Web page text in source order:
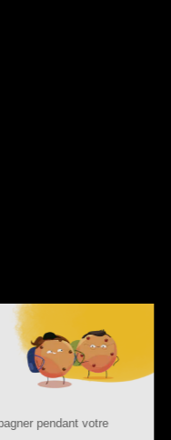
pendant votre